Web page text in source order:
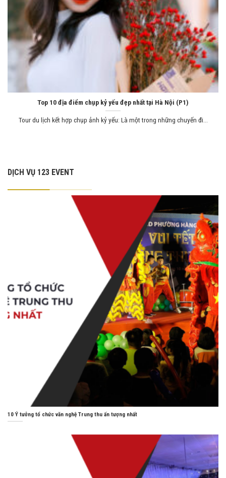
Top 10 địa điểm chụp kỷ yếu đẹp nhất tại Hà Nội (P1)
Tour du lịch kết hợp chụp ảnh kỷ yếu: Là một trong những chuyến đi...
DỊCH VỤ 123 EVENT
10 Ý tưởng tổ chức văn nghệ Trung thu ấn tượng nhất